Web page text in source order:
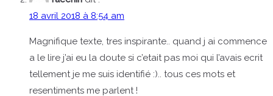
18 avril 2018 à 8:54 am
Magnifique texte, tres inspirante.. quand j ai commence
a le lire j’ai eu la doute si c’etait pas moi qui l’avais ecrit
tellement je me suis identifié :).. tous ces mots et
resentiments me parlent !